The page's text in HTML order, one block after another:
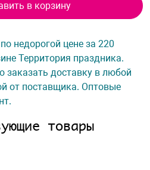
в корзину
недорогой цене за 220
Территория праздника.
заказать доставку в любой
от поставщика. Оптовые
товары